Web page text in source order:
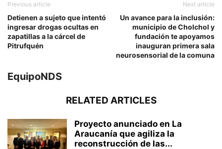
Previous article
Detienen a sujeto que intentó
ingresar drogas ocultas en
zapatillas a la cárcel de
Pitrufquén
Next article
Un avance para la inclusión:
municipio de Cholchol y
fundación te apoyamos
inauguran primera sala
neurosensorial de la comuna
EquipoNDS
RELATED ARTICLES
Proyecto anunciado en La
Araucanía que agiliza la
reconstrucción de las...